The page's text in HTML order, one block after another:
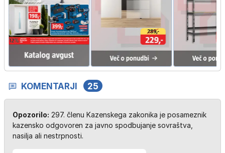
KOMENTARJI 25
Opozorilo: 297. členu Kazenskega zakonika je posameznik
kazensko odgovoren za javno spodbujanje sovraštva,
nasilja ali nestrpnosti.